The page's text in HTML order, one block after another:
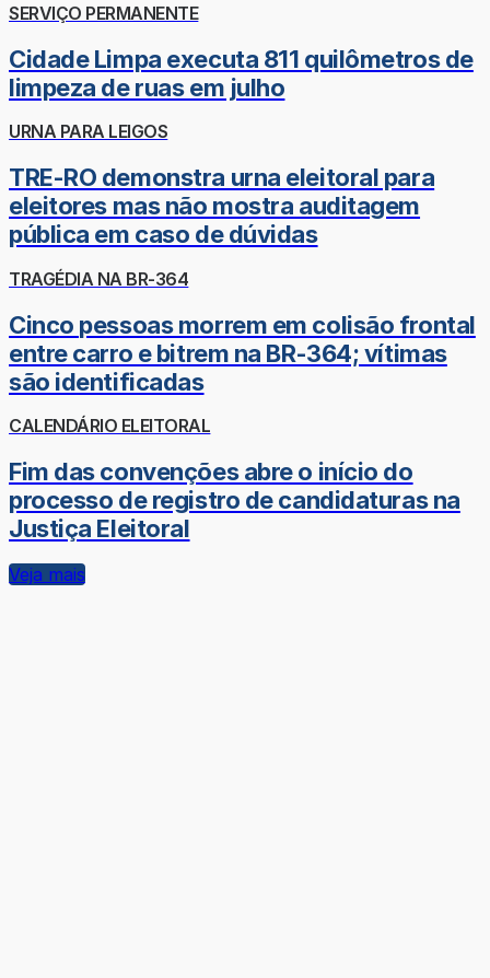
SERVIÇO PERMANENTE
Cidade Limpa executa 811 quilômetros de
limpeza de ruas em julho
URNA PARA LEIGOS
TRE-RO demonstra urna eleitoral para
eleitores mas não mostra auditagem
pública em caso de dúvidas
TRAGÉDIA NA BR-364
Cinco pessoas morrem em colisão frontal
entre carro e bitrem na BR-364; vítimas
são identificadas
CALENDÁRIO ELEITORAL
Fim das convenções abre o início do
processo de registro de candidaturas na
Justiça Eleitoral
Veja mais